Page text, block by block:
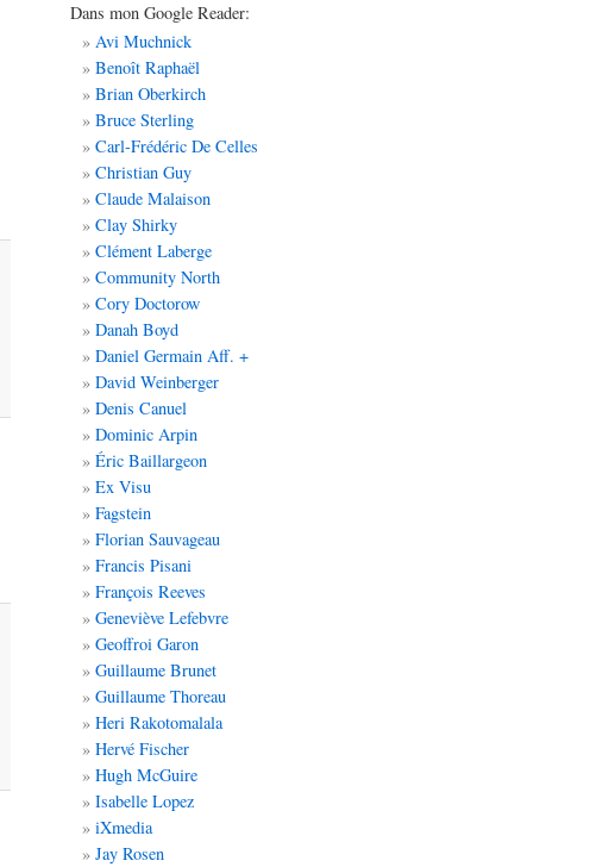
Dans mon Google Reader:
Avi Muchnick
Benoît Raphaël
Brian Oberkirch
Bruce Sterling
Carl-Frédéric De Celles
Christian Guy
Claude Malaison
Clay Shirky
Clément Laberge
Community North
Cory Doctorow
Danah Boyd
Daniel Germain Aff. +
David Weinberger
Denis Canuel
Dominic Arpin
Éric Baillargeon
Ex Visu
Fagstein
Florian Sauvageau
Francis Pisani
François Reeves
Geneviève Lefebvre
Geoffroi Garon
Guillaume Brunet
Guillaume Thoreau
Heri Rakotomalala
Hervé Fischer
Hugh McGuire
Isabelle Lopez
iXmedia
Jay Rosen